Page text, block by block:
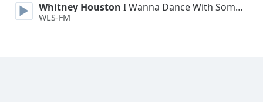
Whitney Houston I Wanna Dance With Somebody
WLS-FM